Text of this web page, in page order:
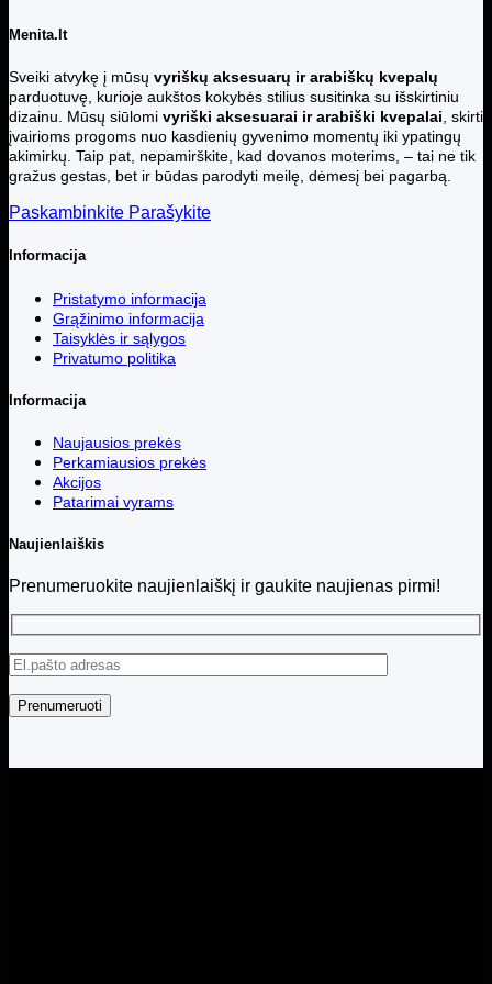
Menita.lt
Sveiki atvykę į mūsų vyriškų aksesuarų ir arabiškų kvepalų
parduotuvę, kurioje aukštos kokybės stilius susitinka su išskirtiniu
dizainu. Mūsų siūlomi vyriški aksesuarai ir arabiški kvepalai, skirti
įvairioms progoms nuo kasdienių gyvenimo momentų iki ypatingų
akimirkų. Taip pat, nepamirškite, kad dovanos moterims, – tai ne tik
gražus gestas, bet ir būdas parodyti meilę, dėmesį bei pagarbą.
Paskambinkite Parašykite
Informacija
Pristatymo informacija
Grąžinimo informacija
Taisyklės ir sąlygos
Privatumo politika
Informacija
Naujausios prekės
Perkamiausios prekės
Akcijos
Patarimai vyrams
Naujienlaiškis
Prenumeruokite naujienlaiškį ir gaukite naujienas pirmi!